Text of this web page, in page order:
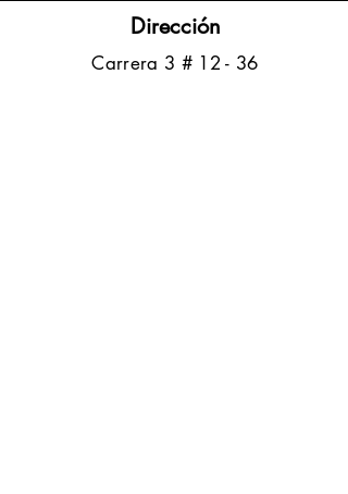
Dirección
​Carrera 3 # 12 - 36